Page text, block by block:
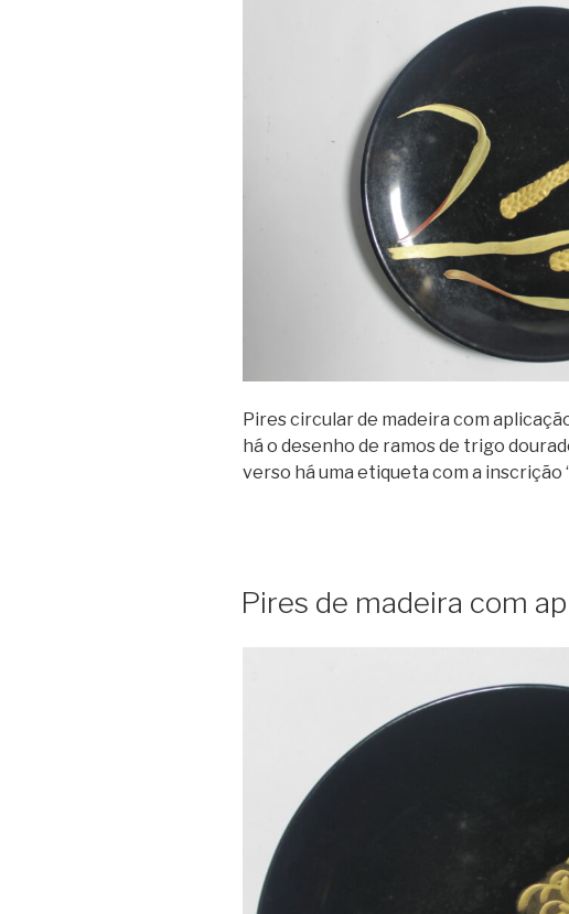
Pires circular de madeira com
há o desenho de ramos de trigo
verso há uma etiqueta com a inscrição
Pires de madeira com